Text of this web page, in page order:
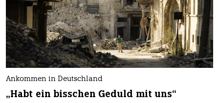
Ankommen in Deutschland
„Habt ein bisschen Geduld mit uns“